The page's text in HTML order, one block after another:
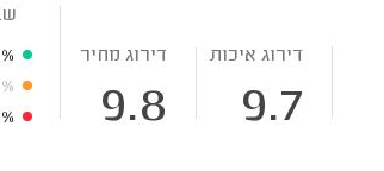
דירוג איכות
9.7
דירוג מחיר
9.8